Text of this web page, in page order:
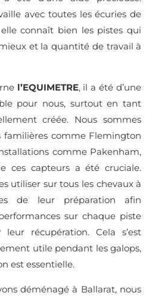
avec toutes les écuries de
elle connaît bien les pistes qui
et la quantité de travail à
l’EQUIMETRE, il a été d’une
pour nous, surtout en tant
créée. Nous sommes
familières comme Flemington
comme Pakenham,
ces capteurs a été cruciale.
utiliser sur tous les chevaux à
de leur préparation afin
sur chaque piste
récupération. Cela s’est
utile pendant les galops,
est essentielle.
déménagé à Ballarat, nous